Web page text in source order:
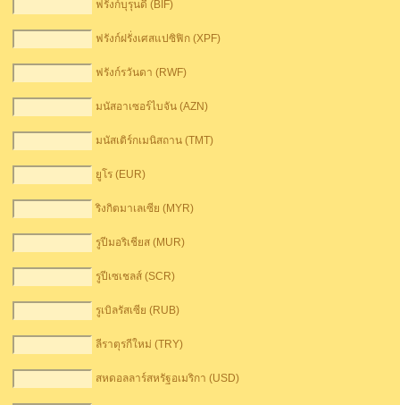
ฟรังก์บุรุนดี (BIF)
ฟรังก์ฝรั่งเศสแปซิฟิก (XPF)
ฟรังก์รวันดา (RWF)
มนัสอาเซอร์ไบจัน (AZN)
มนัสเติร์กเมนิสถาน (TMT)
ยูโร (EUR)
ริงกิตมาเลเซีย (MYR)
รูปีมอริเชียส (MUR)
รูปีเซเชลส์ (SCR)
รูเบิลรัสเซีย (RUB)
ลีราตุรกีใหม่ (TRY)
สหดอลลาร์สหรัฐอเมริกา (USD)